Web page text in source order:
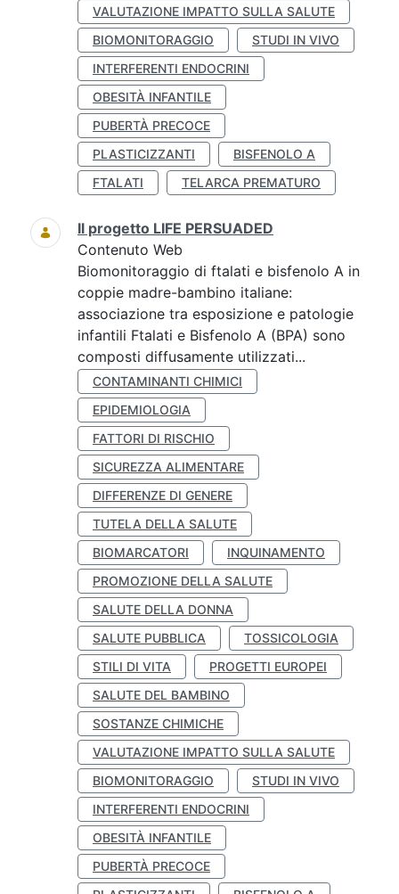
VALUTAZIONE IMPATTO SULLA SALUTE
BIOMONITORAGGIO
STUDI IN VIVO
INTERFERENTI ENDOCRINI
OBESITÀ INFANTILE
PUBERTÀ PRECOCE
PLASTICIZZANTI
BISFENOLO A
FTALATI
TELARCA PREMATURO
Il progetto LIFE PERSUADED
Contenuto Web
Biomonitoraggio di ftalati e bisfenolo A in
coppie madre-bambino italiane:
associazione tra esposizione e patologie
infantili Ftalati e Bisfenolo A (BPA) sono
composti diffusamente utilizzati...
CONTAMINANTI CHIMICI
EPIDEMIOLOGIA
FATTORI DI RISCHIO
SICUREZZA ALIMENTARE
DIFFERENZE DI GENERE
TUTELA DELLA SALUTE
BIOMARCATORI
INQUINAMENTO
PROMOZIONE DELLA SALUTE
SALUTE DELLA DONNA
SALUTE PUBBLICA
TOSSICOLOGIA
STILI DI VITA
PROGETTI EUROPEI
SALUTE DEL BAMBINO
SOSTANZE CHIMICHE
VALUTAZIONE IMPATTO SULLA SALUTE
BIOMONITORAGGIO
STUDI IN VIVO
INTERFERENTI ENDOCRINI
OBESITÀ INFANTILE
PUBERTÀ PRECOCE